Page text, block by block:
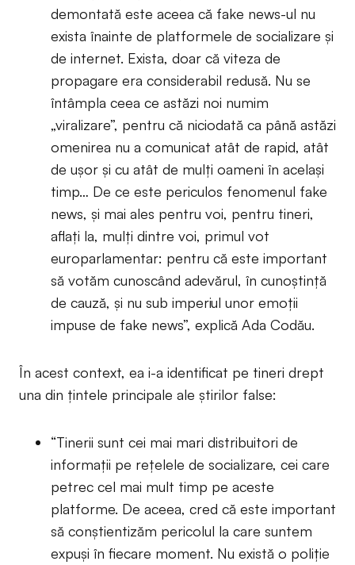
demontată este aceea că fake news-ul nu
exista înainte de platformele de socializare și
de internet. Exista, doar că viteza de
propagare era considerabil redusă. Nu se
întâmpla ceea ce astăzi noi numim
„viralizare”, pentru că niciodată ca până astăzi
omenirea nu a comunicat atât de rapid, atât
de ușor și cu atât de mulți oameni în același
timp… De ce este periculos fenomenul fake
news, și mai ales pentru voi, pentru tineri,
aflați la, mulți dintre voi, primul vot
europarlamentar: pentru că este important
să votăm cunoscând adevărul, în cunoștință
de cauză, și nu sub imperiul unor emoții
impuse de fake news”, explică Ada Codău.
În acest context, ea i-a identificat pe tineri drept
una din țintele principale ale știrilor false:
“Tinerii sunt cei mai mari distribuitori de
informații pe rețelele de socializare, cei care
petrec cel mai mult timp pe aceste
platforme. De aceea, cred că este important
să conștientizăm pericolul la care suntem
expuși în fiecare moment. Nu există o poliție